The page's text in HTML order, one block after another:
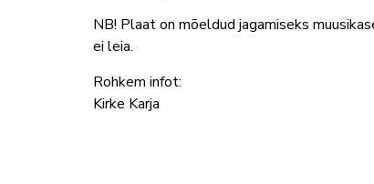
NB! Plaat on mõeldud jagamiseks
ei leia.
Rohkem infot:
Kirke Karja